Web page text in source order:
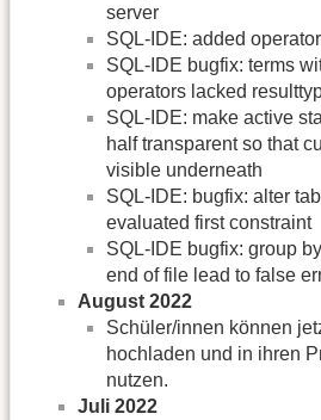
server
SQL-IDE: added
SQL-IDE bugfix: terms
operators lacked
SQL-IDE: make active
half transparent so that
visible underneath
SQL-IDE: bugfix: alter
evaluated first constraint
SQL-IDE bugfix: group
end of file lead to false
August 2022
Schüler/innen können
hochladen und in ihren
nutzen.
Juli 2022